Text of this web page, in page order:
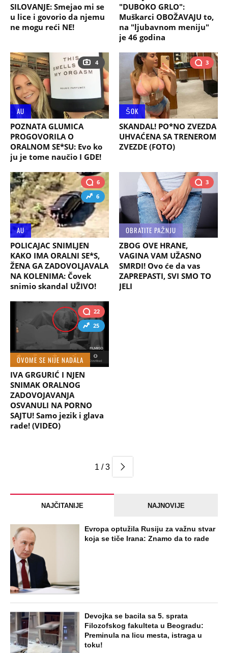
SILOVANJE: Smejao mi se
u lice i govorio da njemu
ne mogu reći NE!
"DUBOKO GRLO":
Muškarci OBOŽAVAJU to,
na "ljubavnom meniju"
je 46 godina
4
AU
POZNATA GLUMICA
PROGOVORILA O
ORALNOM SE*SU: Evo ko
ju je tome naučio I GDE!
3
ŠOK
SKANDAL! PO*NO ZVEZDA
UHVAĆENA SA TRENEROM
ZVEZDE (FOTO)
6
6
AU
POLICAJAC SNIMLJEN
KAKO IMA ORALNI SE*S,
ŽENA GA ZADOVOLJAVALA
NA KOLENIMA: Čovek
snimio skandal UŽIVO!
3
OBRATITE PAŽNJU
ZBOG OVE HRANE,
VAGINA VAM UŽASNO
SMRDI! Ovo će da vas
ZAPREPASTI, SVI SMO TO
JELI
22
25
OVOME SE NIJE NADALA
IVA GRGURIĆ I NJEN
SNIMAK ORALNOG
ZADOVOJAVANJA
OSVANULI NA PORNO
SAJTU! Samo jezik i glava
rade! (VIDEO)
1 / 3
NAJČITANIJE NAJNOVIJE
Evropa optužila Rusiju za važnu stvar
koja se tiče Irana: Znamo da to rade
Devojka se bacila sa 5. sprata
Filozofskog fakulteta u Beogradu:
Preminula na licu mesta, istraga u
toku!